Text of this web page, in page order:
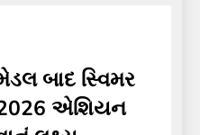
બાદ સ્વિમર
એશિયન